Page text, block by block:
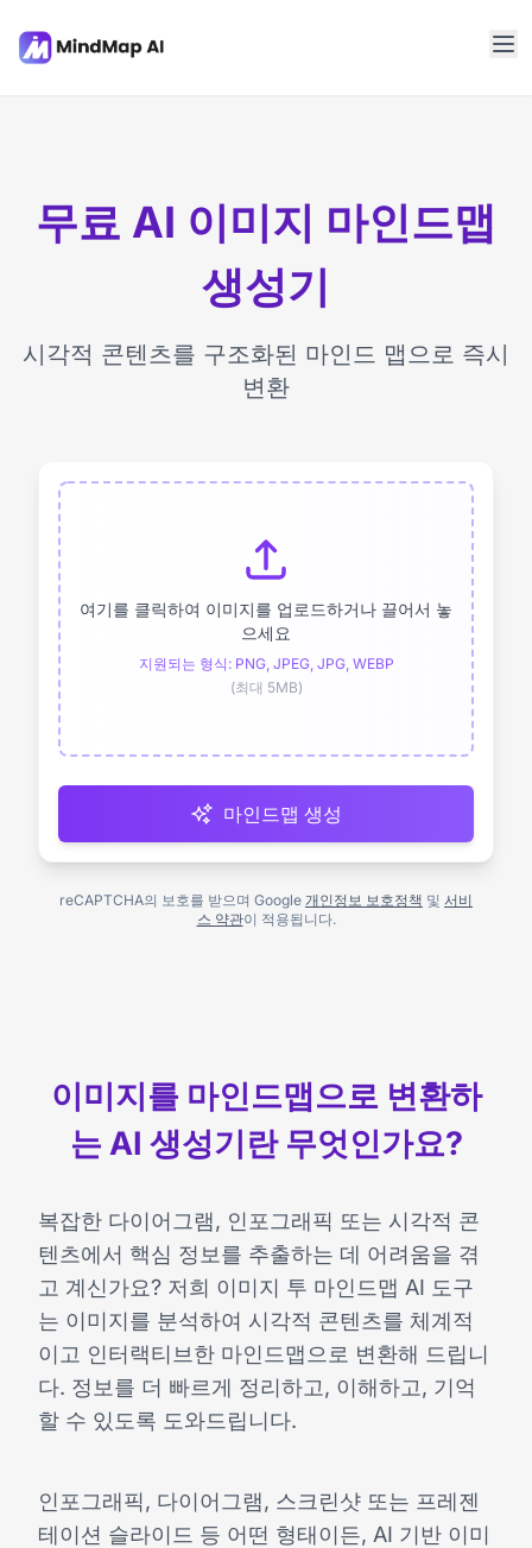
무료 AI 이미지 마인드맵
생성기
시각적 콘텐츠를 구조화된 마인드 맵으로 즉시
변환
여기를 클릭하여 이미지를 업로드하거나 끌어서 놓
으세요
지원되는 형식: PNG, JPEG, JPG, WEBP
(최대 5MB)
마인드맵 생성
reCAPTCHA의 보호를 받으며 Google 개인정보 보호정책 및 서비
스 약관이 적용됩니다.
이미지를 마인드맵으로 변환하
는 AI 생성기란 무엇인가요?
복잡한 다이어그램, 인포그래픽 또는 시각적 콘
텐츠에서 핵심 정보를 추출하는 데 어려움을 겪
고 계신가요? 저희 이미지 투 마인드맵 AI 도구
는 이미지를 분석하여 시각적 콘텐츠를 체계적
이고 인터랙티브한 마인드맵으로 변환해 드립니
다. 정보를 더 빠르게 정리하고, 이해하고, 기억
할 수 있도록 도와드립니다.
인포그래픽, 다이어그램, 스크린샷 또는 프레젠
테이션 슬라이드 등 어떤 형태이든, AI 기반 이미